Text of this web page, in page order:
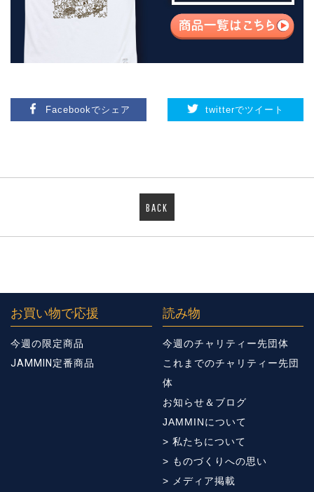
Facebookでシェア twitterでツイート
BACK
お買い物で応援
今週の限定商品
JAMMIN定番商品
読み物
今週のチャリティー先団体
これまでのチャリティー先団
体
お知らせ＆ブログ
JAMMINについて
> 私たちについて
> ものづくりへの思い
> メディア掲載